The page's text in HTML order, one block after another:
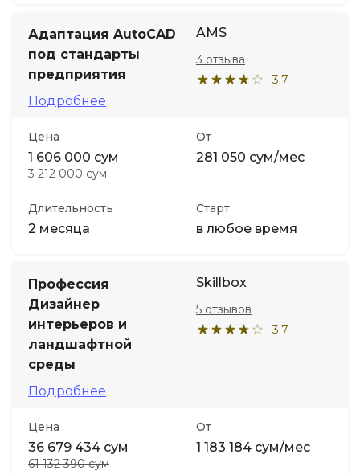
Адаптация AutoCAD
под стандарты
предприятия
Подробнее
AMS
3.7
3 отзыва
Цена
1 606 000 сум
3 212 000 сум
От
281 050 сум/мес
Длительность
2 месяца
Старт
в любое время
Профессия
Дизайнер
интерьеров и
ландшафтной
среды
Подробнее
Skillbox
3.7
5 отзывов
Цена
36 679 434 сум
61 132 390 сум
От
1 183 184 сум/мес